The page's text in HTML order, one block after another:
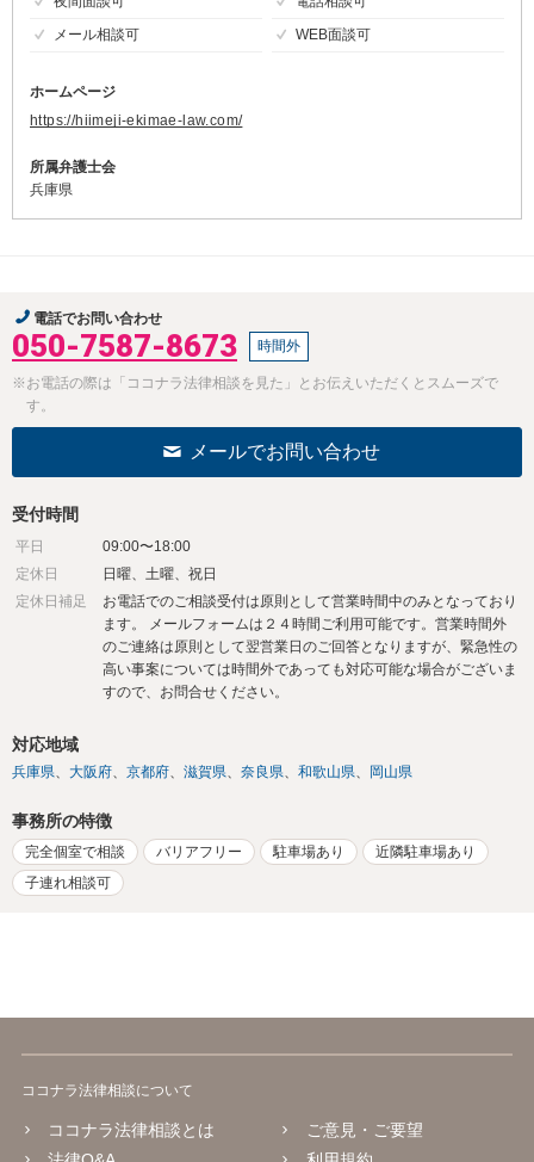
メール相談可
WEB面談可
ホームページ
https://hiimeji-ekimae-law.com/
所属弁護士会
兵庫県
電話でお問い合わせ
050-7587-8673 時間外
※お電話の際は「ココナラ法律相談を見た」とお伝えいただくとスムーズで
す。
メールでお問い合わせ
受付時間
平日
09:00〜18:00
定休日
日曜、土曜、祝日
定休日補足
お電話でのご相談受付は原則として営業時間中のみとなっており
ます。 メールフォームは２４時間ご利用可能です。営業時間外
のご連絡は原則として翌営業日のご回答となりますが、緊急性の
高い事案については時間外であっても対応可能な場合がございま
すので、お問合せください。
対応地域
兵庫県 大阪府 京都府 滋賀県 奈良県 和歌山県 岡山県
事務所の特徴
完全個室で相談 バリアフリー 駐車場あり
近隣駐車場あり
子連れ相談可
ココナラ法律相談について
ココナラ法律相談とは
ご意見・ご要望